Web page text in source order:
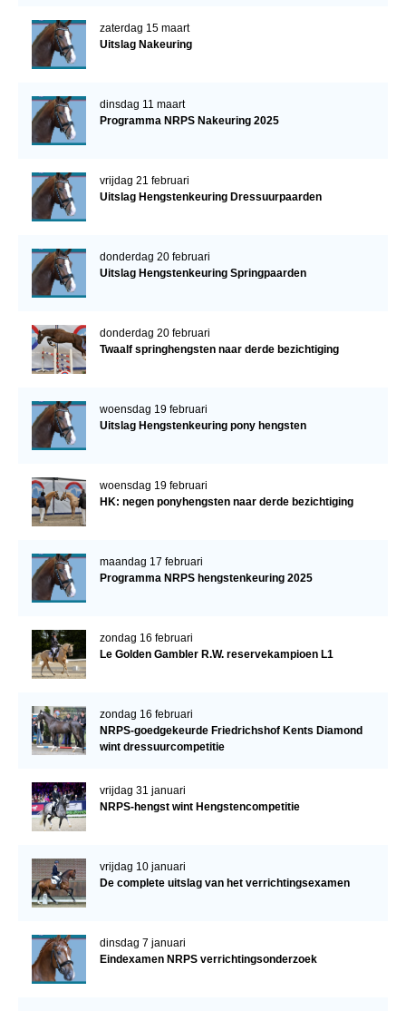
zaterdag 15 maart
Uitslag Nakeuring
dinsdag 11 maart
Programma NRPS Nakeuring 2025
vrijdag 21 februari
Uitslag Hengstenkeuring Dressuurpaarden
donderdag 20 februari
Uitslag Hengstenkeuring Springpaarden
donderdag 20 februari
Twaalf springhengsten naar derde bezichtiging
woensdag 19 februari
Uitslag Hengstenkeuring pony hengsten
woensdag 19 februari
HK: negen ponyhengsten naar derde bezichtiging
maandag 17 februari
Programma NRPS hengstenkeuring 2025
zondag 16 februari
Le Golden Gambler R.W. reservekampioen L1
zondag 16 februari
NRPS-goedgekeurde Friedrichshof Kents Diamond
wint dressuurcompetitie
vrijdag 31 januari
NRPS-hengst wint Hengstencompetitie
vrijdag 10 januari
De complete uitslag van het verrichtingsexamen
dinsdag 7 januari
Eindexamen NRPS verrichtingsonderzoek